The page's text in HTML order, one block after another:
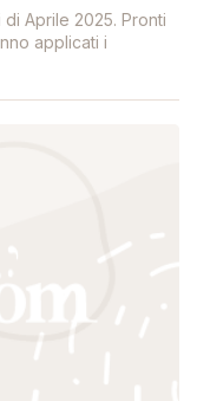
Aprile 2025. Pronti
applicati i